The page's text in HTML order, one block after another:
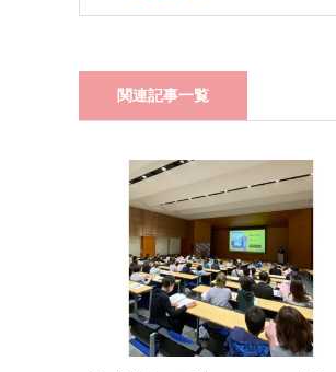
関連記事一覧